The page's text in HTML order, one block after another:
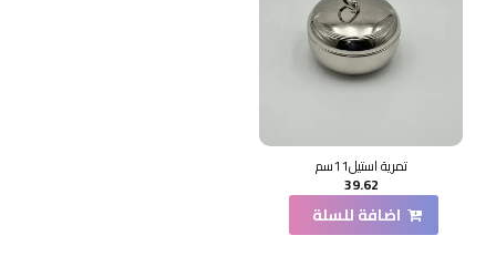
تمرية استيل11سم
39.62
اضافة للسلة